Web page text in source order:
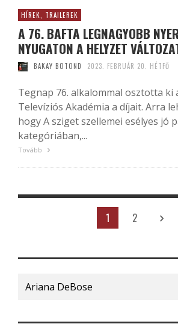
HÍREK, TRAILEREK
A 76. BAFTA LEGNAGYOBB
NYUGATON A HELYZET
BAKAY BOTOND 2023. FEBRUÁR 20. HÉTFŐ
Tegnap 76. alkalommal osztotta ki
Televíziós Akadémia a díjait. Arra
hogy A sziget szellemei esélyes jó
kategóriában,...
Tovább
1 2
Search
for: